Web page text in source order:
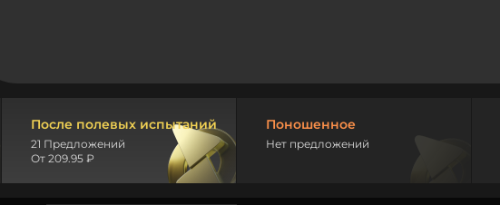
После полевых испытаний
21 Предложений
От 209.95 ₽
Поношенное
Нет предложений